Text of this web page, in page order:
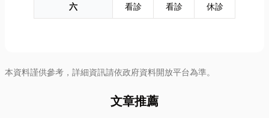
六
看診 看診 休診
本資料謹供參考，詳細資訊請依政府資料開放平台為準。
文章推薦